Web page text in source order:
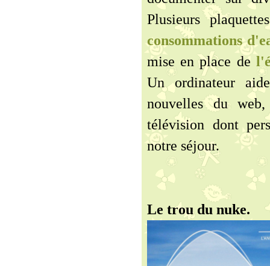
Plusieurs
consommations
mise en place de
Un ordinateur
nouvelles du
télévision dont
notre séjour.
Le trou du nuke.